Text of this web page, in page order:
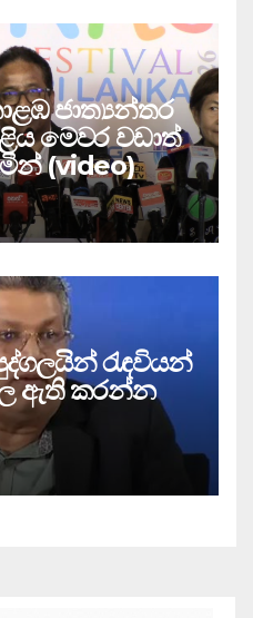
ජාත්‍යන්තර
මෙවර වඩාත්
(video)
රැඳවියන්
ඇති කරන්න